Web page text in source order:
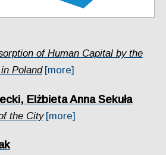
of Human Capital by the
Poland [more]
Elżbieta Anna Sekuła
the City [more]